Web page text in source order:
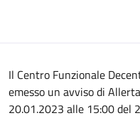
Il Centro Funzionale
emesso un avviso di
20.01.2023 alle 15:00 del